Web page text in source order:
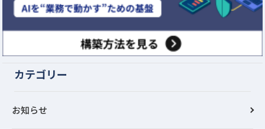
カテゴリー
お知らせ